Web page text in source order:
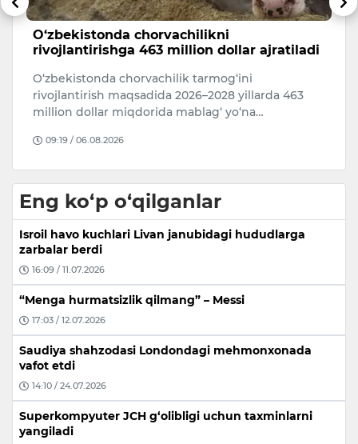
Tramp: “AQShga millionlab noqonuniy
muhojirlar kirishining oldini oldim”
AQSh Prezidenti Donald Tramp Las-Vegas
shahrida bo‘lib o‘tgan tadbirda mamlakatga
noqonuniy muhojirlar oqimi to‘xtatilganini…
09:24 / 07.08.2026
Eng ko‘p o‘qilganlar
Isroil havo kuchlari Livan janubidagi hududlarga
zarbalar berdi
16:09 / 11.07.2026
“Menga hurmatsizlik qilmang” – Messi
17:03 / 12.07.2026
Saudiya shahzodasi Londondagi mehmonxonada
vafot etdi
14:10 / 24.07.2026
Superkompyuter JCH g‘olibligi uchun taxminlarni
yangiladi